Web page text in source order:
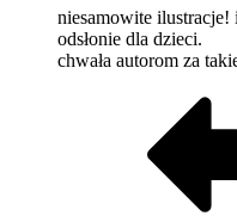
niesamowite
odsłonie dla dzieci.
chwała autorom za